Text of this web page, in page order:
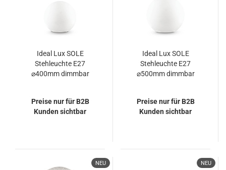
Ideal Lux SOLE
Stehleuchte E27
⌀400mm dimmbar
Preise nur für B2B
Kunden sichtbar
Ideal Lux SOLE
Stehleuchte E27
⌀500mm dimmbar
Preise nur für B2B
Kunden sichtbar
NEU NEU